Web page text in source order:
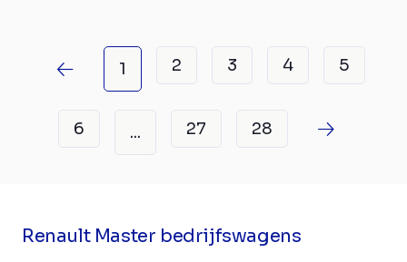
1 2 3 4 5
6 ... 27 28
Renault Master bedrijfswagens